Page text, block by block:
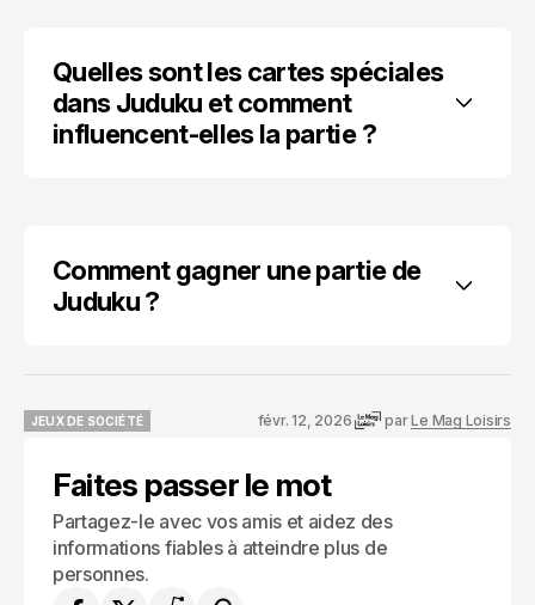
Quelles sont les cartes spéciales
dans Juduku et comment
influencent-elles la partie ?
Comment gagner une partie de
Juduku ?
JEUX DE SOCIÉTÉ
févr. 12, 2026 parLe Mag Loisirs
Faites passer le mot
Partagez-le avec vos amis et aidez des
informations fiables à atteindre plus de
personnes.